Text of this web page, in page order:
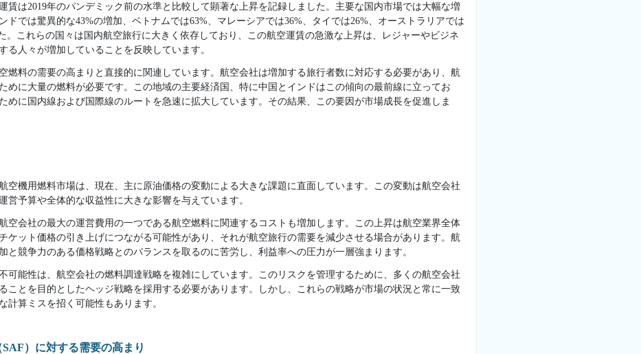
賃は2019年のパンデミック前の水準と比較して顕著な上昇を記録しました。主要な国内市場では大幅な増
ドでは驚異的な43%の増加、ベトナムでは63%、マレーシアでは36%、タイでは26%、オーストラリアでは
。これらの国々は国内航空旅行に大きく依存しており、この航空運賃の急激な上昇は、レジャーやビジネ
る人々が増加していることを反映しています。
燃料の需要の高まりと直接的に関連しています。航空会社は増加する旅行者数に対応する必要があり、航
めに大量の燃料が必要です。この地域の主要経済国、特に中国とインドはこの傾向の最前線に立ってお
めに国内線および国際線のルートを急速に拡大しています。その結果、この要因が市場成長を促進しま
空機用燃料市場は、現在、主に原油価格の変動による大きな課題に直面しています。この変動は航空会社
営予算や全体的な収益性に大きな影響を与えています。
空会社の最大の運営費用の一つである航空燃料に関連するコストも増加します。この上昇は航空業界全体
ケット価格の引き上げにつながる可能性があり、それが航空旅行の需要を減少させる場合があります。航
と競争力のある価格戦略とのバランスを取るのに苦労し、利益率への圧力が一層強まります。
可能性は、航空会社の燃料調達戦略を複雑にしています。このリスクを管理するために、多くの航空会社
ことを目的としたヘッジ戦略を採用する必要があります。しかし、これらの戦略が市場の状況と常に一致
計算ミスを招く可能性もあります。
）に対する需要の高まり